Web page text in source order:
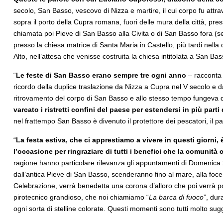
secolo, San Basso, vescovo di Nizza e martire, il cui corpo fu
sopra il porto della Cupra romana, fuori delle mura della città,
chiamata poi Pieve di San Basso alla Civita o di San Basso fora
presso la chiesa matrice di Santa Maria in Castello, più tardi
Alto, nell’attesa che venisse costruita la chiesa intitolata a San
“Le feste di San Basso erano sempre tre ogni anno –
ricordo della duplice traslazione da Nizza a Cupra nel V secolo
ritrovamento del corpo di San Basso e allo stesso tempo
varcato i ristretti confini del paese per estendersi in più parti
nel frattempo San Basso è divenuto il protettore dei pescatori, il
“La festa estiva, che ci apprestiamo a vivere in questi
l’occasione per ringraziare di tutti i benefici che la
ragione hanno particolare rilevanza gli appuntamenti di
dall’antica Pieve di San Basso, scenderanno fino al mare, alla
Celebrazione, verrà benedetta una corona d’alloro che poi verrà
pirotecnico grandioso, che noi chiamiamo “La barca di fuoco”,
ogni sorta di stelline colorate. Questi momenti sono tutti molto